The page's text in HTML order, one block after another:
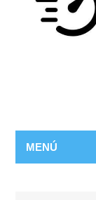
MENÚ